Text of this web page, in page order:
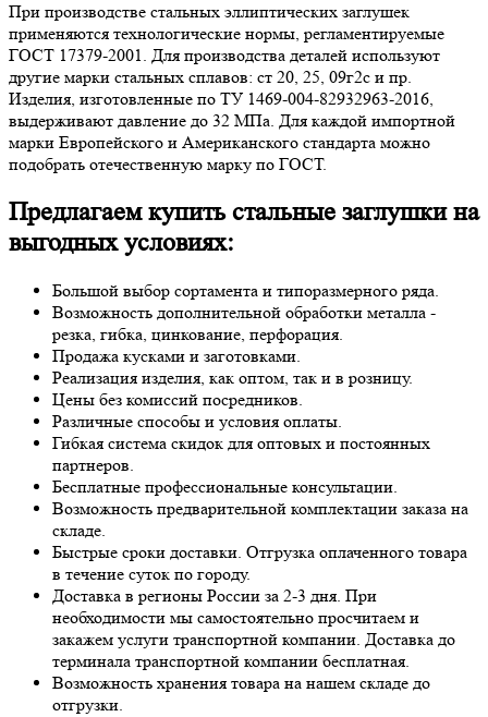
При производстве стальных эллиптических заглушек
применяются технологические нормы, регламентируемые
ГОСТ 17379-2001. Для производства деталей используют
другие марки стальных сплавов: ст 20, 25, 09г2с и пр.
Изделия, изготовленные по ТУ 1469-004-82932963-2016,
выдерживают давление до 32 МПа. Для каждой импортной
марки Европейского и Американского стандарта можно
подобрать отечественную марку по ГОСТ.
Предлагаем купить стальные заглушки на
выгодных условиях:
Большой выбор сортамента и типоразмерного ряда.
Возможность дополнительной обработки металла -
резка, гибка, цинкование, перфорация.
Продажа кусками и заготовками.
Реализация изделия, как оптом, так и в розницу.
Цены без комиссий посредников.
Различные способы и условия оплаты.
Гибкая система скидок для оптовых и постоянных
партнеров.
Бесплатные профессиональные консультации.
Возможность предварительной комплектации заказа на
складе.
Быстрые сроки доставки. Отгрузка оплаченного товара
в течение суток по городу.
Доставка в регионы России за 2-3 дня. При
необходимости мы самостоятельно просчитаем и
закажем услуги транспортной компании. Доставка до
терминала транспортной компании бесплатная.
Возможность хранения товара на нашем складе до
отгрузки.